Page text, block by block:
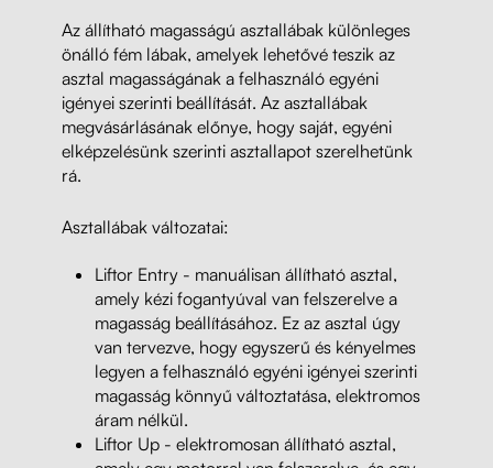
Az állítható magasságú asztallábak különleges
önálló fém lábak, amelyek lehetővé teszik az
asztal magasságának a felhasználó egyéni
igényei szerinti beállítását. Az asztallábak
megvásárlásának előnye, hogy saját, egyéni
elképzelésünk szerinti asztallapot szerelhetünk
rá.
Asztallábak változatai:
Liftor Entry - manuálisan állítható asztal,
amely kézi fogantyúval van felszerelve a
magasság beállításához. Ez az asztal úgy
van tervezve, hogy egyszerű és kényelmes
legyen a felhasználó egyéni igényei szerinti
magasság könnyű változtatása, elektromos
áram nélkül.
Liftor Up - elektromosan állítható asztal,